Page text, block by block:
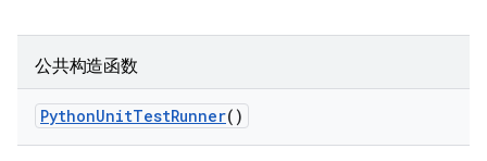
公共构造函数
PythonUnitTestRunner()